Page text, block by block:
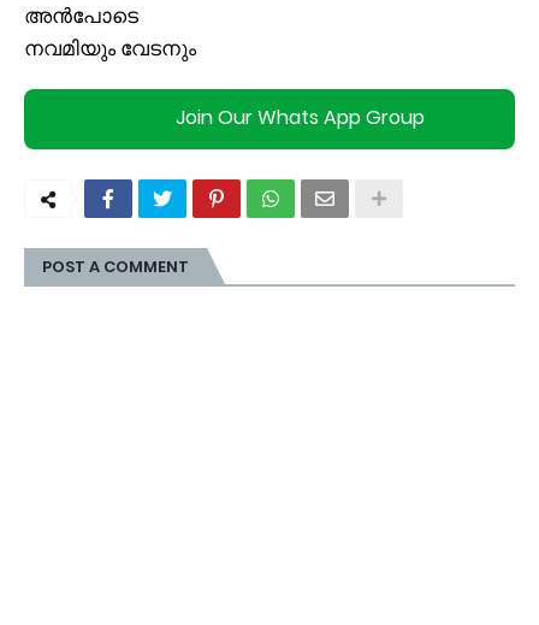
അന്‍പോടെ
നവമിയും വേടനും
Join Our Whats App Group
POST A COMMENT